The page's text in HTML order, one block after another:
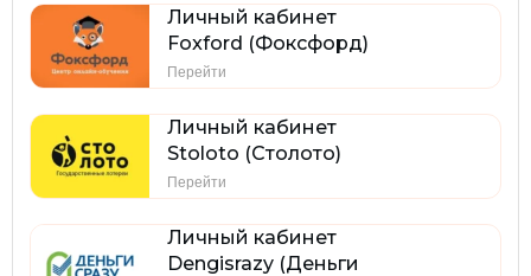
Личный кабинет
Foxford (Фоксфорд)
Перейти
Личный кабинет
Stoloto (Столото)
Перейти
Личный кабинет
Dengisrazy (Деньги